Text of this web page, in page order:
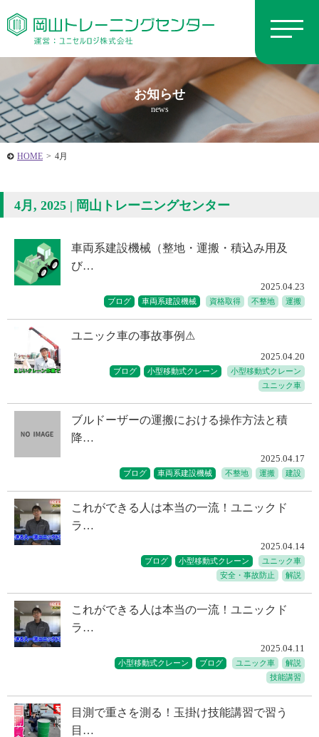
お知らせ
news
HOME > 4月
4月, 2025 | 岡山トレーニングセンター
車両系建設機械（整地・運搬・積込み用及
び…
2025.04.23
ブログ 車両系建設機械 資格取得 不整地 運搬
ユニック車の事故事例⚠
2025.04.20
ブログ 小型移動式クレーン
小型移動式クレーン
ユニック車
ブルドーザーの運搬における操作方法と積
降…
2025.04.17
ブログ 車両系建設機械 不整地 運搬 建設
これができる人は本当の一流！ユニックド
ラ…
2025.04.14
ブログ 小型移動式クレーン
ユニック車
安全・事故防止
解説
これができる人は本当の一流！ユニックド
ラ…
2025.04.11
小型移動式クレーン ブログ ユニック車
解説
技能講習
目測で重さを測る！玉掛け技能講習で習う
目…